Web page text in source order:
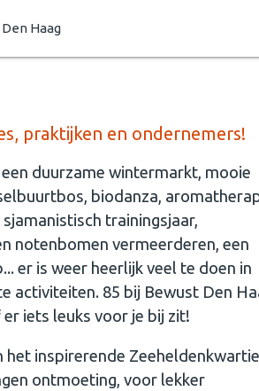
Haag
praktijken en ondernemers!
duurzame wintermarkt, mooie
biodanza,
trainingsjaar,
notenbomen vermeerderen, een
er is weer heerlijk veel te doen in
activiteiten. 85 bij Bewust Den
iets leuks voor je bij zit!
het inspirerende
ontmoeting, voor lekker